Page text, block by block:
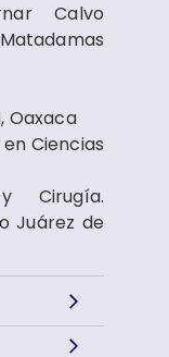
Calvo
Oaxaca
Ciencias
Cirugía.
Juárez de